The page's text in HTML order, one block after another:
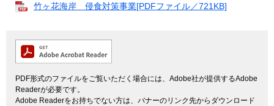
竹ヶ花海岸 侵食対策事業[PDFファイル／721KB]
PDF形式のファイルをご覧いただく場合には、Adobe社が提供するAdobe
Readerが必要です。
Adobe Readerをお持ちでない方は、バナーのリンク先からダウンロード